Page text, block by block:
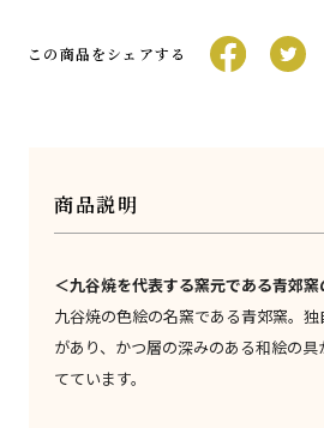
この商品をシェアする
商品説明
＜九谷焼を代表する窯元である青郊
九谷焼の色絵の名窯である青郊窯。
があり、かつ層の深みのある和絵の
てています。